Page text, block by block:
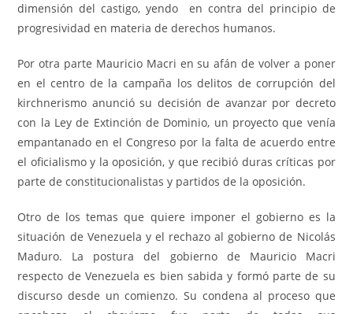
dimensión del castigo, yendo en contra del principio de
progresividad en materia de derechos humanos.
Por otra parte Mauricio Macri en su afán de volver a poner
en el centro de la campaña los delitos de corrupción del
kirchnerismo anunció su decisión de avanzar por decreto
con la Ley de Extinción de Dominio, un proyecto que venía
empantanado en el Congreso por la falta de acuerdo entre
el oficialismo y la oposición, y que recibió duras críticas por
parte de constitucionalistas y partidos de la oposición.
Otro de los temas que quiere imponer el gobierno es la
situación de Venezuela y el rechazo al gobierno de Nicolás
Maduro. La postura del gobierno de Mauricio Macri
respecto de Venezuela es bien sabida y formó parte de su
discurso desde un comienzo. Su condena al proceso que